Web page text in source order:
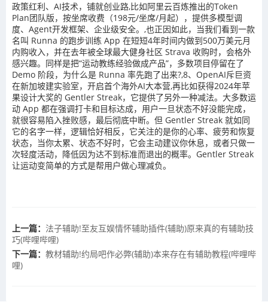
政策红利、AI技术，铺就创业路,比如阿里云百炼推出的Token
Plan团队版，按坐席收费（198元/坐席/月起），提供多模型调
度、Agent开发框架、企业级安全。,也正因如此，当我们看到一款
名叫 Runna 的跑步训练 App 在短短4年时间内做到500万美元月
内购收入，并在去年被全球最大健身社区 Strava 收购时，会格外
感兴趣。同样是把“运动教练经验做成产品”，多数项目停留在了
Demo 阶段，为什么是 Runna 率先跑了出来?,8、OpenAI斥巨资
在新加坡建实验室，开启首个海外AI大本营,再比如获得2024年苹
果设计大奖的 Gentler Streak，它提供了另外一种减法。大多数运
动 App 都在强调打卡和目标达成，用户一旦状态不好没能完成，
就很容易陷入挫败感，最后彻底中断。但 Gentler Streak 就如同
它的名字一样，逻辑恰好相反，它关注的是你的心率、疲劳和恢复
状态，当你太累、状态不好时，它会主动建议你休息，或者只做一
次轻度活动，降低因为达不到标准而退出的概率。Gentler Streak
让运动变简单的方式是帮用户做心理减负。
上一篇： 法子辅助!至友互娱情怀辅助插件(辅助)原来真的有辅助技
巧(哔哩哔哩)
下一篇： 教材辅助!约局吧作必弊(辅助)本来存在有辅助教程(哔哩哔
哩)